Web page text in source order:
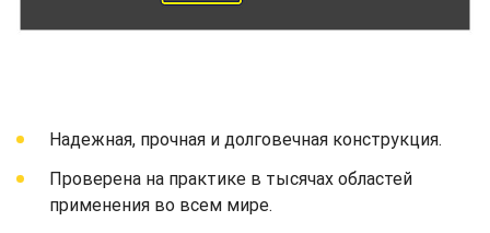
Надежная, прочная и долговечная конструкция.
Проверена на практике в тысячах областей
применения во всем мире.